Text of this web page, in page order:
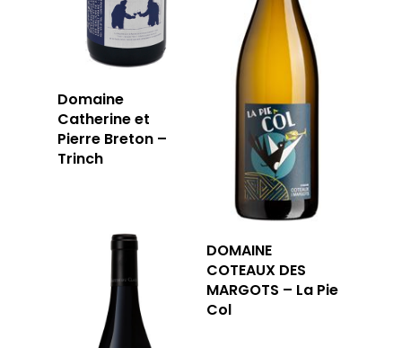
Domaine
Catherine et
Pierre Breton –
Trinch
DOMAINE
COTEAUX DES
MARGOTS – La Pie
Col